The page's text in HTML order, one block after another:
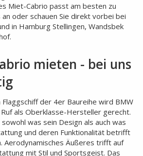
Miet-Cabrio passt am besten zu
an oder schauen Sie direkt vorbei bei
in Hamburg Stellingen, Wandsbek
mieten - bei uns
der 4er Baureihe wird BMW
als Oberklasse-Hersteller gerecht.
was sein Design als auch was
und deren Funktionalität betrifft
Aerodynamisches Äußeres trifft auf
mit Stil und Sportsgeist. Das